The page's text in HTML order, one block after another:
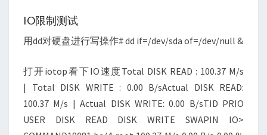
IO限制测试
用dd对硬盘进行写操作# dd if=/dev/sda of=/dev/null &
打开iotop看下IO速度Total DISK READ : 100.37 M/s
| Total DISK WRITE : 0.00 B/sActual DISK READ:
100.37 M/s | Actual DISK WRITE: 0.00 B/sTID PRIO
USER DISK READ DISK WRITE SWAPIN IO>